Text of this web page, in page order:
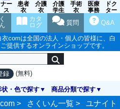
ナー
ス
ウェ
ア
患者
衣
介護
衣
介護
学生
実習
衣
手術
衣
医療
事務
受付
ドク
ター
ア
Q&A
質問
カタ
ログ
comは全国の法人・個人の皆様に、白
提供するオンラインショップです。
録 (無料)
・色で探す 商品分類で探す
> さくいん一覧 > ユナイト